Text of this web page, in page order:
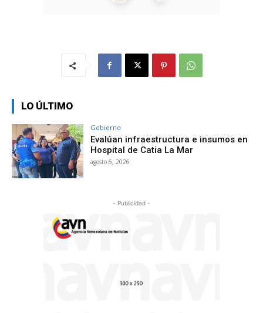
LO ÚLTIMO
Gobierno
Evalúan infraestructura e insumos en
Hospital de Catia La Mar
agosto 6, 2026
- Publicidad -